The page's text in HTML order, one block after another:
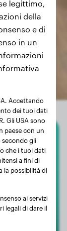
legittimo,
della
e di
in un
Accettando
dei tuoi dati
Gli USA sono
paese con un
secondo gli
che i tuoi dati
a fini di
la possibilità di
ai servizi
legali di dare il